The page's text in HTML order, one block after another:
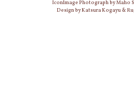
IconImage Photograph by Maho
Design by Katsura Kogayu &